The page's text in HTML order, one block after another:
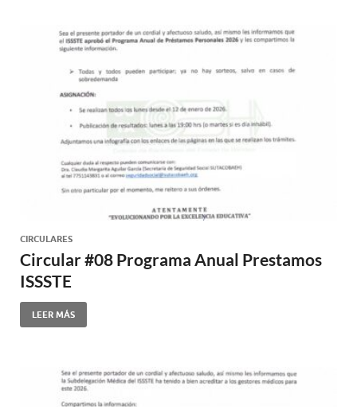
CIRCULARES
Circular #08 Programa Anual Prestamos
ISSSTE
LEER MÁS